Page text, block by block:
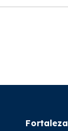
Fortaleza